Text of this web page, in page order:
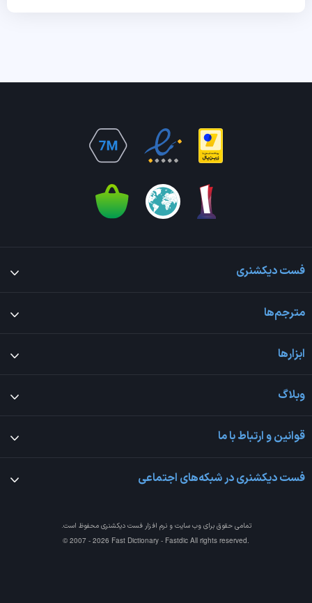
فست دیکشنری
مترجم‌ها
ابزارها
وبلاگ
قوانین و ارتباط با ما
فست دیکشنری در شبکه‌های اجتماعی
تمامی حقوق برای وب سایت و نرم افزارفست دیکشنری محفوظ است.
© 2007 - 2026 Fast Dictionary - Fastdic All rights reserved.